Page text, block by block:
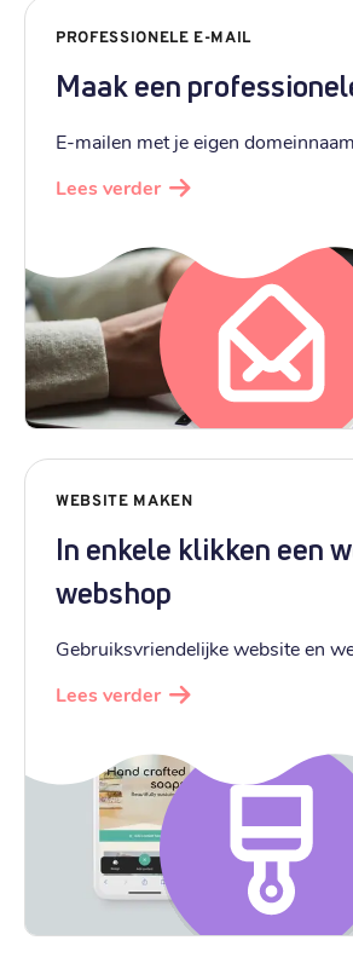
PROFESSIONELE E-MAIL
Maak een
E-mailen met je eigen
Lees verder
WEBSITE MAKEN
In enkele klikken een
webshop
Gebruiksvriendelijke website en
Lees verder